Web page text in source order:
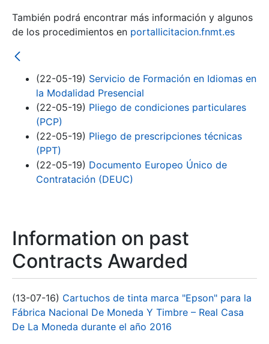
Show/Hide
También podrá encontrar más información y algunos
de los procedimientos en portallicitacion.fnmt.es
(22-05-19) Servicio de Formación en Idiomas en
la Modalidad Presencial
(22-05-19) Pliego de condiciones particulares
(PCP)
(22-05-19) Pliego de prescripciones técnicas
(PPT)
(22-05-19) Documento Europeo Único de
Contratación (DEUC)
Information on past
Contracts Awarded
(13-07-16) Cartuchos de tinta marca "Epson" para la
Fábrica Nacional De Moneda Y Timbre – Real Casa
De La Moneda durante el año 2016